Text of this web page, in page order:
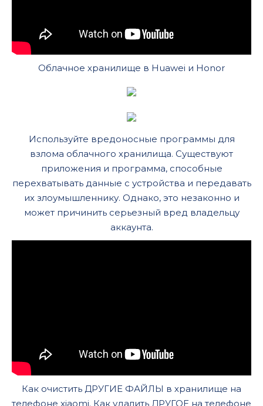
Облачное хранилище в Huawei и Honor
Используйте вредоносные программы для
взлома облачного хранилища. Существуют
приложения и программа, способные
перехватывать данные с устройства и передавать
их злоумышленнику. Однако, это незаконно и
может причинить серьезный вред владельцу
аккаунта.
Как очистить ДРУГИЕ ФАЙЛЫ в хранилище на
телефоне xiaomi. Как удалить ДРУГОЕ на телефоне